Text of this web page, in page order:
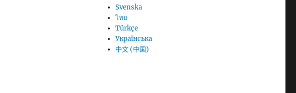
Svenska
ไทย
Türkçe
Українська
中文 (中国)